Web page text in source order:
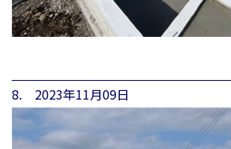
8. 2023年11月09日